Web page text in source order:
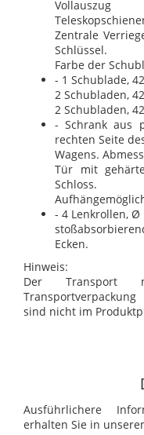
Vollauszug
Zentrale
Schlüssel.
Farbe der
- 1 Schublade,
2 Schubladen,
2 Schubladen,
- Schrank aus
rechten Seite
Wagens.
Tür mit
Schloss.
- 4 Lenkrollen, Ø
Ecken.
Hinweis:
Der Transport
Transportverpackung
sind nicht im
Ausführlichere
erhalten Sie in